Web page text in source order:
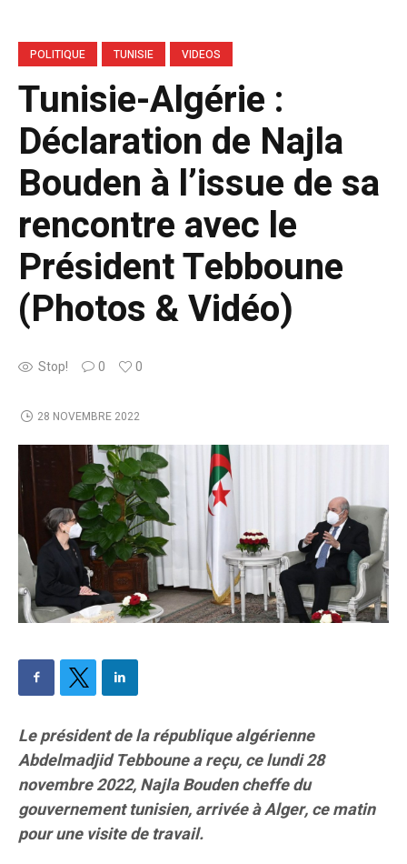
POLITIQUE TUNISIE VIDEOS
Tunisie-Algérie :
Déclaration de Najla
Bouden à l’issue de sa
rencontre avec le
Président Tebboune
(Photos & Vidéo)
Stop! 0 0
28 NOVEMBRE 2022
Le président de la république algérienne
Abdelmadjid Tebboune a reçu, ce lundi 28
novembre 2022, Najla Bouden cheffe du
gouvernement tunisien, arrivée à Alger, ce matin
pour une visite de travail.